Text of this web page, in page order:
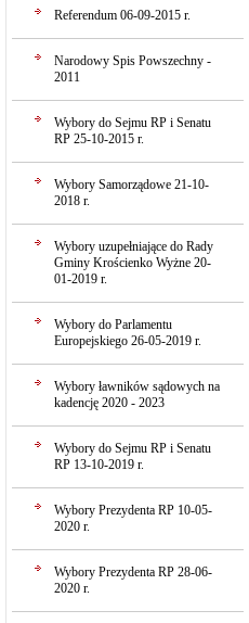
Referendum 06-09-2015 r.
Narodowy Spis Powszechny -
2011
Wybory do Sejmu RP i Senatu
RP 25-10-2015 r.
Wybory Samorządowe 21-10-
2018 r.
Wybory uzupełniające do Rady
Gminy Krościenko Wyżne 20-
01-2019 r.
Wybory do Parlamentu
Europejskiego 26-05-2019 r.
Wybory ławników sądowych na
kadencję 2020 - 2023
Wybory do Sejmu RP i Senatu
RP 13-10-2019 r.
Wybory Prezydenta RP 10-05-
2020 r.
Wybory Prezydenta RP 28-06-
2020 r.